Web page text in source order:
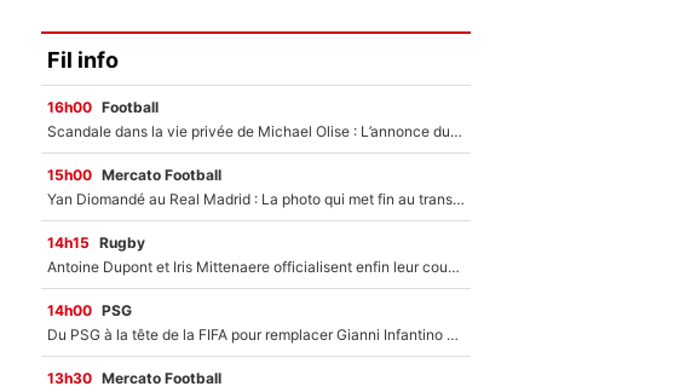
Fil info
16h00 Football
Scandale dans la vie privée de Michael Olise : L’annonce du Bayern Munich sur son enfant caché
15h00 Mercato Football
Yan Diomandé au Real Madrid : La photo qui met fin au transfert de l’été !
14h15 Rugby
Antoine Dupont et Iris Mittenaere officialisent enfin leur couple : La photo qui enflamme les réseaux sociaux
14h00 PSG
Du PSG à la tête de la FIFA pour remplacer Gianni Infantino ? «Il serait un mauvais président», le patron de la Liga s'attaque à Nasser Al-Khelaïfi !
13h30 Mercato Football